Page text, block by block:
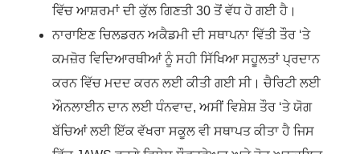
ਵਿੱਚ ਆਸ਼ਰਮਾਂ ਦੀ ਕੁੱਲ ਗਿਣਤੀ 30 ਤੋਂ ਵੱਧ ਹੋ ਗਈ ਹੈ।
ਨਾਰਾਇਣ ਚਿਲਡਰਨ ਅਕੈਡਮੀ ਦੀ ਸਥਾਪਨਾ ਵਿੱਤੀ ਤੌਰ ‘ਤੇ
ਕਮਜ਼ੋਰ ਵਿਦਿਆਰਥੀਆਂ ਨੂੰ ਸਹੀ ਸਿੱਖਿਆ ਸਹੂਲਤਾਂ ਪ੍ਰਦਾਨ
ਕਰਨ ਵਿੱਚ ਮਦਦ ਕਰਨ ਲਈ ਕੀਤੀ ਗਈ ਸੀ। ਚੈਰਿਟੀ ਲਈ
ਔਨਲਾਈਨ ਦਾਨ ਲਈ ਧੰਨਵਾਦ, ਅਸੀਂ ਵਿਸ਼ੇਸ਼ ਤੌਰ ‘ਤੇ ਯੋਗ
ਬੱਚਿਆਂ ਲਈ ਇੱਕ ਵੱਖਰਾ ਸਕੂਲ ਵੀ ਸਥਾਪਤ ਕੀਤਾ ਹੈ ਜਿਸ